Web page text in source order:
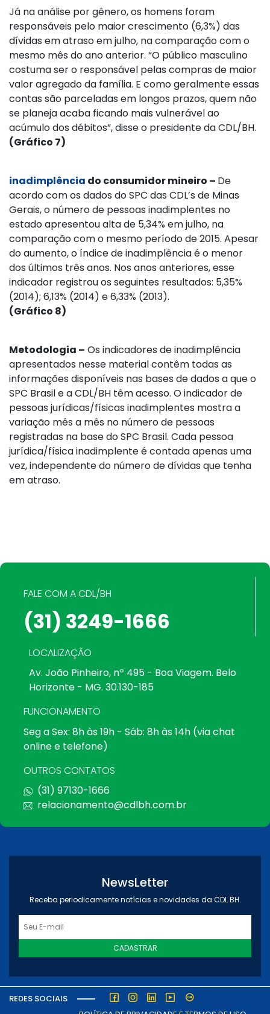
Já na análise por gênero, os homens foram
responsáveis pelo maior crescimento (6,3%) das
dívidas em atraso em julho, na comparação com o
mesmo mês do ano anterior. “O público masculino
costuma ser o responsável pelas compras de maior
valor agregado da família. E como geralmente essas
contas são parceladas em longos prazos, quem não
se planeja acaba ficando mais vulnerável ao
acúmulo dos débitos”, disse o presidente da CDL/BH.
(Gráfico 7)
inadimplência do consumidor mineiro – De
acordo com os dados do SPC das CDL’s de Minas
Gerais, o número de pessoas inadimplentes no
estado apresentou alta de 5,34% em julho, na
comparação com o mesmo período de 2015. Apesar
do aumento, o índice de inadimplência é o menor
dos últimos três anos. Nos anos anteriores, esse
indicador registrou os seguintes resultados: 5,35%
(2014); 6,13% (2014) e 6,33% (2013).
(Gráfico 8)
Metodologia – Os indicadores de inadimplência
apresentados nesse material contêm todas as
informações disponíveis nas bases de dados a que o
SPC Brasil e a CDL/BH têm acesso. O indicador de
pessoas jurídicas/físicas inadimplentes mostra a
variação mês a mês no número de pessoas
registradas na base do SPC Brasil. Cada pessoa
jurídica/física inadimplente é contada apenas uma
vez, independente do número de dívidas que tenha
em atraso.
FALE COM A CDL/BH
(31) 3249-1666
LOCALIZAÇÃO
Av. João Pinheiro, nº 495 - Boa Viagem. Belo
Horizonte - MG. 30.130-185
FUNCIONAMENTO
Seg a Sex: 8h às 19h - Sáb: 8h às 14h (via chat
online e telefone)
OUTROS CONTATOS
(31) 97130-1666
relacionamento@cdlbh.com.br
NewsLetter
Receba periodicamente notícias e novidades da CDL BH.
CADASTRAR
REDES SOCIAIS